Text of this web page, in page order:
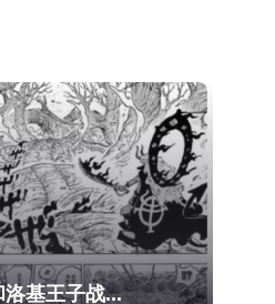
基王子战...